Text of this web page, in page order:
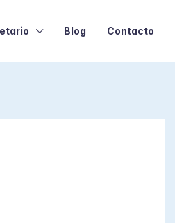
Blog Contacto